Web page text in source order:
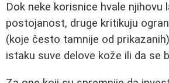
Dok neke korisnice hvale njihovu
postojanost, druge kritikuju
(koje često tamnije od
istaku suve delove kože ili da se